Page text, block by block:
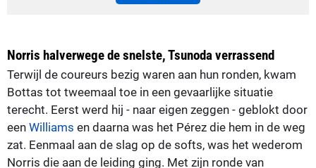
Norris halverwege de snelste, Tsunoda verrassend
Terwijl de coureurs bezig waren aan hun ronden, kwam
Bottas tot tweemaal toe in een gevaarlijke situatie
terecht. Eerst werd hij - naar eigen zeggen - geblokt door
een Williams en daarna was het Pérez die hem in de weg
zat. Eenmaal aan de slag op de softs, was het wederom
Norris die aan de leiding ging. Met zijn ronde van